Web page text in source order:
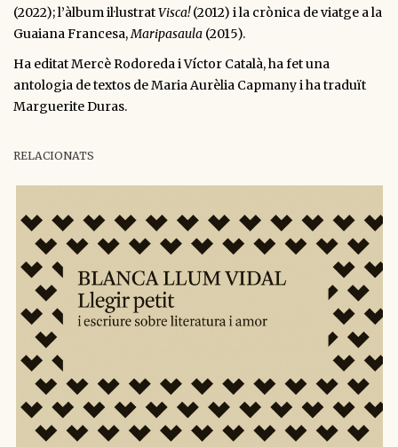
(2022); l’àlbum il·lustratVisca!(2012) i la crònica de viatge a la
Guaiana Francesa,Maripasaula (2015).
Ha editat Mercè Rodoreda i Víctor Català, ha fet una
antologia de textos de Maria Aurèlia Capmany i ha traduït
Marguerite Duras.
RELACIONATS